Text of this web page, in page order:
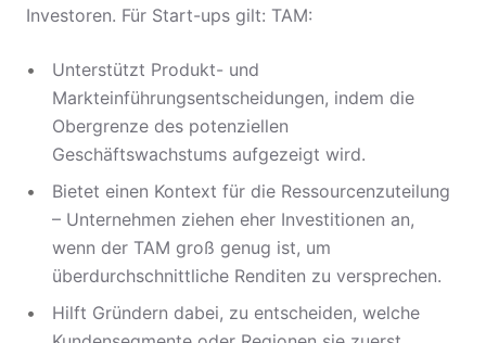
Investoren. Für Start-ups gilt: TAM:
Unterstützt Produkt- und
Markteinführungsentscheidungen, indem die
Obergrenze des potenziellen
Geschäftswachstums aufgezeigt wird.
Bietet einen Kontext für die Ressourcenzuteilung
– Unternehmen ziehen eher Investitionen an,
wenn der TAM groß genug ist, um
überdurchschnittliche Renditen zu versprechen.
Hilft Gründern dabei, zu entscheiden, welche